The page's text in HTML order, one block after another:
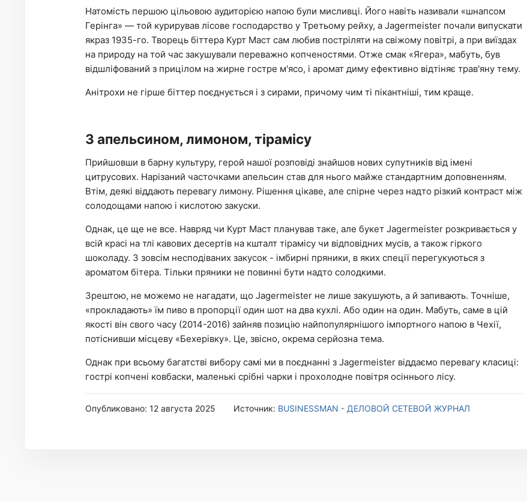
Натомість першою цільовою аудиторією напою були мисливці. Його навіть називали «шнапсом
Герінга» — той курирував лісове господарство у Третьому рейху, а Jagermeister почали випускати
якраз 1935-го. Творець біттера Курт Маст сам любив постріляти на свіжому повітрі, а при виїздах
на природу на той час закушували переважно копченостями. Отже смак «Ягера», мабуть, був
відшліфований з прицілом на жирне гостре м'ясо, і аромат диму ефективно відтіняє трав'яну тему.
Анітрохи не гірше біттер поєднується і з сирами, причому чим ті пікантніші, тим краще.
З апельсином, лимоном, тірамісу
Прийшовши в барну культуру, герой нашої розповіді знайшов нових супутників від імені
цитрусових. Нарізаний часточками апельсин став для нього майже стандартним доповненням.
Втім, деякі віддають перевагу лимону. Рішення цікаве, але спірне через надто різкий контраст між
солодощами напою і кислотою закуски.
Однак, це ще не все. Навряд чи Курт Маст планував таке, але букет Jagermeister розкривається у
всій красі на тлі кавових десертів на кшталт тірамісу чи відповідних мусів, а також гіркого
шоколаду. З зовсім несподіваних закусок - імбирні пряники, в яких спеції перегукуються з
ароматом бітера. Тільки пряники не повинні бути надто солодкими.
Зрештою, не можемо не нагадати, що Jagermeister не лише закушують, а й запивають. Точніше,
«прокладають» їм пиво в пропорції один шот на два кухлі. Або один на один. Мабуть, саме в цій
якості він свого часу (2014-2016) зайняв позицію найпопулярнішого імпортного напою в Чехії,
потіснивши місцеву «Бехерівку». Це, звісно, окрема серйозна тема.
Однак при всьому багатстві вибору самі ми в поєднанні з Jagermeister віддаємо перевагу класиці:
гострі копчені ковбаски, маленькі срібні чарки і прохолодне повітря осіннього лісу.
Опубликовано: 12 августа 2025 Источник: BUSINESSMAN - ДЕЛОВОЙ СЕТЕВОЙ ЖУРНАЛ